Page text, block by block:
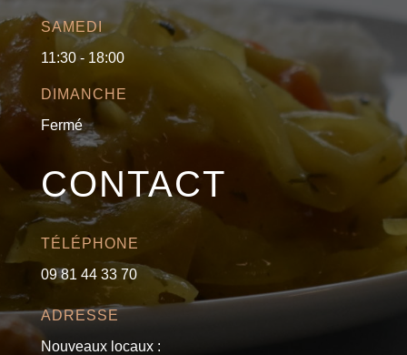
SAMEDI
11:30 - 18:00
DIMANCHE
Fermé
CONTACT
TÉLÉPHONE
09 81 44 33 70
ADRESSE
Nouveaux locaux :